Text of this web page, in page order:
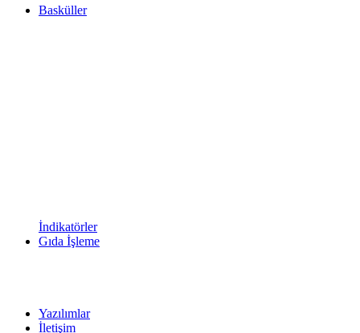
Basküller
İndikatörler
Gıda İşleme
Yazılımlar
İletişim